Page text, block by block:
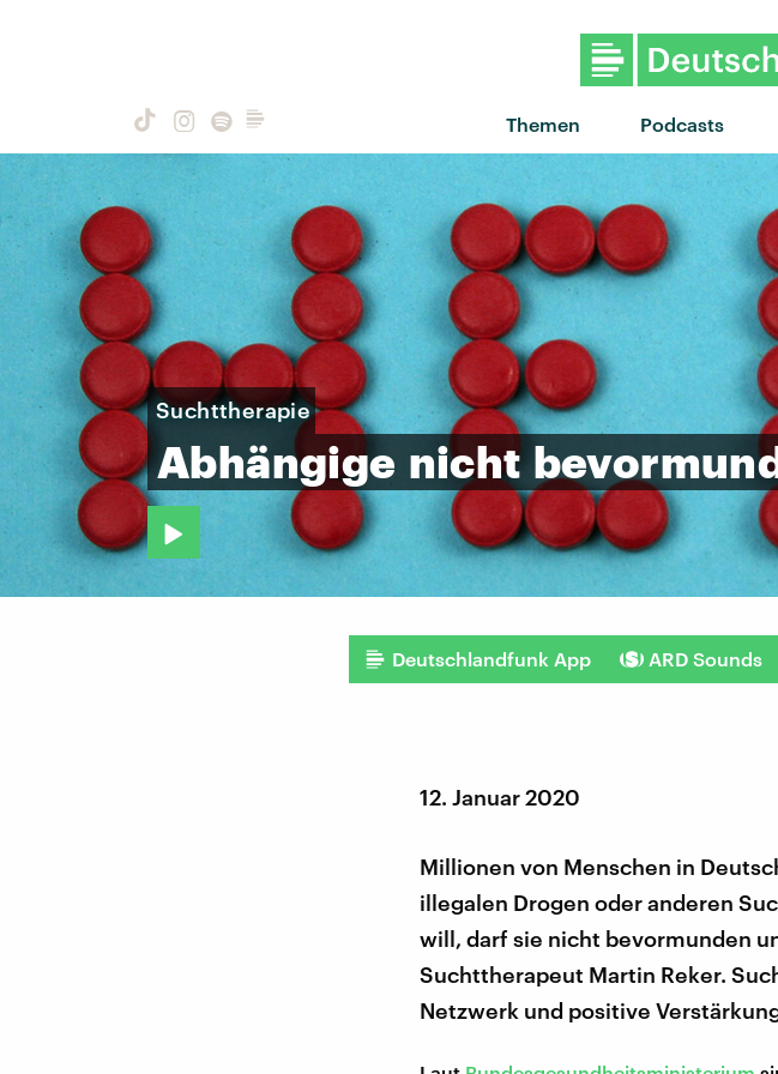
Themen Podcasts
Suchttherapie
Abhängige nicht
Deutschlandfunk App ARD Sounds
12. Januar 2020
Millionen von Menschen in
illegalen Drogen oder anderen
will, darf sie nicht bevormunden
Suchttherapeut Martin Reker.
Netzwerk und positive